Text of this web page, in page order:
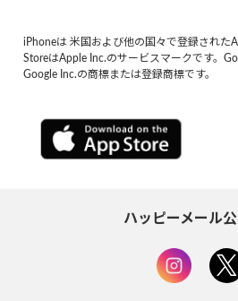
iPhoneは 米国および他の国々で登録された
StoreはApple Inc.のサービスマークです。
Google Inc.の商標または登録商標です。
ハッピーメール